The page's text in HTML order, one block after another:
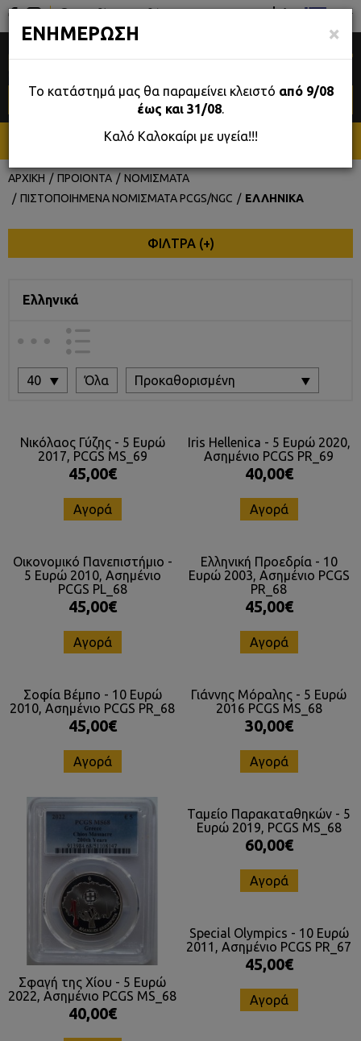
0
ΜΕΝΟΥ
ΑΡΧΙΚΗ ΠΡΟΙΟΝΤΑ
ΝΟΜΙΣΜΑΤΑ
ΠΙΣΤΟΠΟΙΗΜΕΝΑ ΝΟΜΙΣΜΑΤΑ PCGS/NGC
ΕΛΛΗΝΙΚΑ
ΦΙΛΤΡΑ (+)
Ελληνικά
40 Όλα Προκαθορισμένη
Νικόλαος Γύζης - 5 Ευρώ
2017, PCGS MS_69
45,00€
Αγορά
Iris Hellenica - 5 Ευρώ 2020,
Ασημένιο PCGS PR_69
40,00€
Αγορά
Οικονομικό Πανεπιστήμιο -
5 Ευρώ 2010, Ασημένιο
PCGS PL_68
45,00€
Αγορά
Ελληνική Προεδρία - 10
Ευρώ 2003, Ασημένιο PCGS
PR_68
45,00€
Αγορά
Σοφία Βέμπο - 10 Ευρώ
2010, Ασημένιο PCGS PR_68
45,00€
Αγορά
Γιάννης Μόραλης - 5 Ευρώ
2016 PCGS MS_68
30,00€
Αγορά
Σφαγή της Χίου - 5 Ευρώ
2022, Ασημένιο PCGS MS_68
40,00€
Ταμείο Παρακαταθηκών - 5
Ευρώ 2019, PCGS MS_68
60,00€
Αγορά
Special Olympics - 10 Ευρώ
2011, Ασημένιο PCGS PR_67
45,00€
Αγορά
ΕΝΗΜΕΡΩΣΗ ×
Το κατάστημά μας θα παραμείνει κλειστό από 9/08
έως και 31/08
Καλό Καλοκαίρι με υγεία!!!